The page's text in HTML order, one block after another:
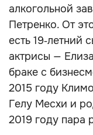
алкогольной
Петренко. От
есть 19‑летний
актрисы —
браке с
2015 году
Гелу Месхи и
2019 году пара